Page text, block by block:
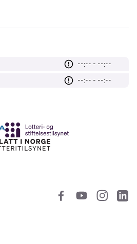
--:-- - --:--
--:-- - --:--